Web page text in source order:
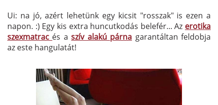
Ui: na jó, azért lehetünk egy kicsit "rosszak" is ezen a
napon. :) Egy kis extra huncutkodás belefér... Az erotika
szexmatrac és aszív alakú párna garantáltan feldobja
az este hangulatát!